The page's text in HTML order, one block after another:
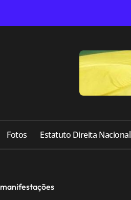
Fotos Estatuto Direita Nacional
manifestações